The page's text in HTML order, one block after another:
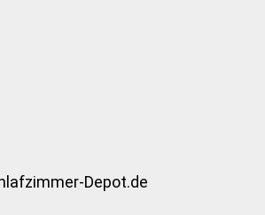
Depot.de